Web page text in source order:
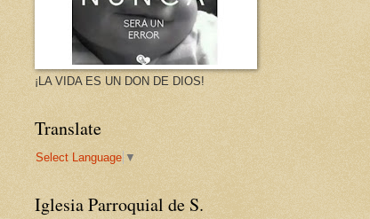
¡LA VIDA ES UN DON DE DIOS!
Translate
Select Language ▼
Iglesia Parroquial de S.